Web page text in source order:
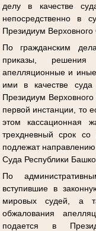
делу в качестве
непосредственно в
Президиум Верховного
По гражданским
приказы,
апелляционные и
ими в качестве суда
Президиум
первой инстанции, то
этом кассационная
трехдневный срок
подлежат
Суда Республики
По
вступившие в
мировых судей, а
обжалования
подается в